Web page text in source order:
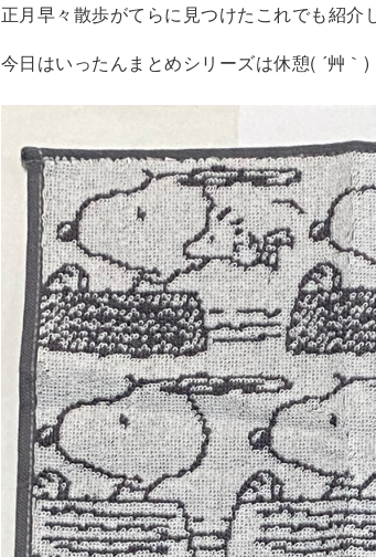
正月早々散歩がてらに見つけたこれでも紹介
今日はいったんまとめシリーズは休憩( ´艸｀)